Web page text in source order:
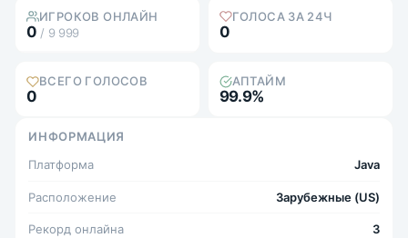
ИГРОКОВ ОНЛАЙН
0 / 9 999
ГОЛОСА ЗА 24Ч
0
ВСЕГО ГОЛОСОВ
0
АПТАЙМ
99.9%
ИНФОРМАЦИЯ
Платформа
Java
Расположение Зарубежные (US)
Рекорд онлайна 3